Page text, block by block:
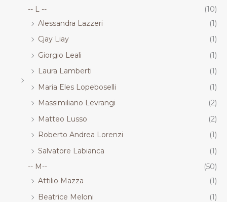
-- L --
(10)
Alessandra Lazzeri
(1)
Cjay Liay
(1)
Giorgio Leali
(1)
Laura Lamberti
(1)
Maria Eles Lopeboselli
(1)
Massimiliano Levrangi
(2)
Matteo Lusso
(2)
Roberto Andrea Lorenzi
(1)
Salvatore Labianca
(1)
-- M--
(50)
Attilio Mazza
(1)
Beatrice Meloni
(1)